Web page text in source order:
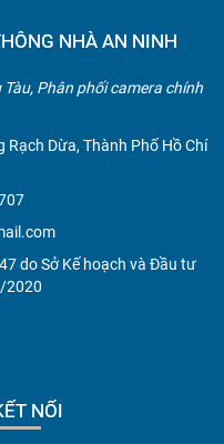
NHÀ AN NINH
Phân phối camera chính
Rạch Dừa, Thành Phố Hồ Chí
do Sở Kế hoạch và Đầu tư
2020
NỐI